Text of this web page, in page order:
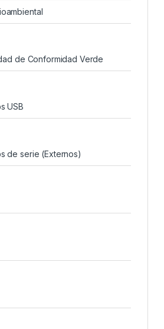
de Conformidad Verde
USB
de serie (Externos)